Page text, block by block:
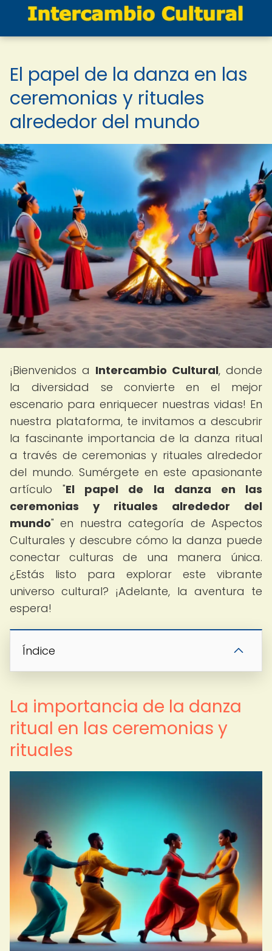
El papel de la danza en las
ceremonias y rituales
alrededor del mundo
¡Bienvenidos a Intercambio Cultural, donde
la diversidad se convierte en el mejor
escenario para enriquecer nuestras vidas! En
nuestra plataforma, te invitamos a descubrir
la fascinante importancia de la danza ritual
a través de ceremonias y rituales alrededor
del mundo. Sumérgete en este apasionante
artículo "El papel de la danza en las
ceremonias y rituales alrededor del
mundo" en nuestra categoría de Aspectos
Culturales y descubre cómo la danza puede
conectar culturas de una manera única.
¿Estás listo para explorar este vibrante
universo cultural? ¡Adelante, la aventura te
espera!
Índice
La importancia de la danza
ritual en las ceremonias y
rituales